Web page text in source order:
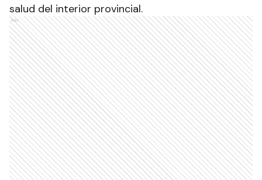
salud del interior provincial.
Ads